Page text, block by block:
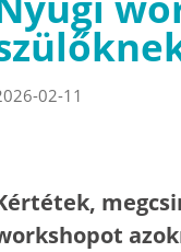
02-11